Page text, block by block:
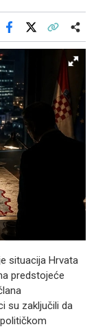
Facebook
situacija Hrvata
predstojeće
su zaključili da